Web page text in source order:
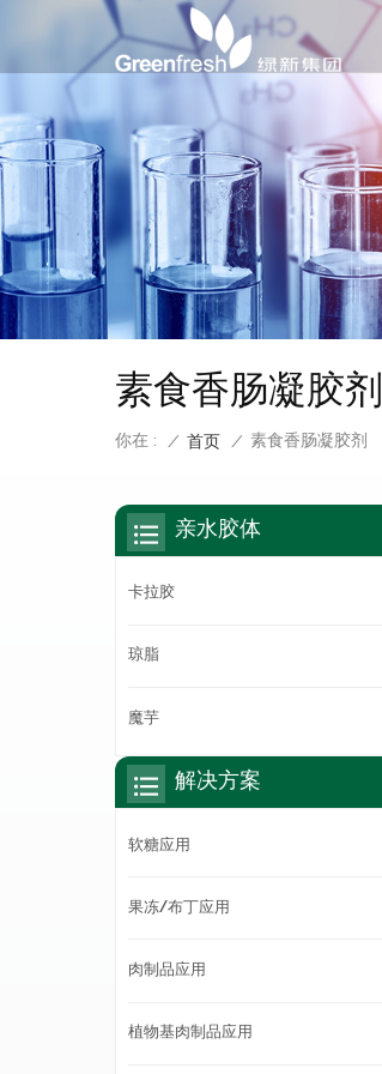
素食香肠凝胶剂
你在 : / 首页 / 素食香肠凝胶剂
亲水胶体
卡拉胶
琼脂
魔芋
解决方案
软糖应用
果冻/布丁应用
肉制品应用
植物基肉制品应用